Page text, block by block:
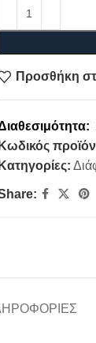
Προσθήκη
Κωδικός
Κατηγορίες: